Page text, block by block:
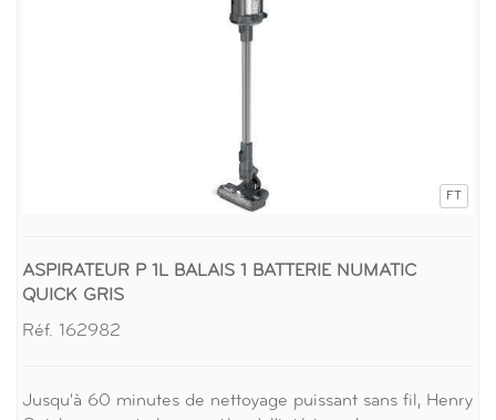
FT
ASPIRATEUR P 1L BALAIS 1 BATTERIE NUMATIC
QUICK GRIS
Réf. 162982
Jusqu'à 60 minutes de nettoyage puissant sans fil, Henry